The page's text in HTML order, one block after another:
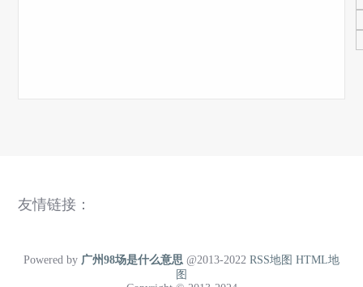
友情链接：
Powered by 广州98场是什么意思 @2013-2022 RSS地图 HTML地
图